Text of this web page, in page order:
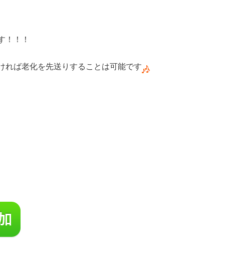
！！！
れば老化を先送りすることは可能です